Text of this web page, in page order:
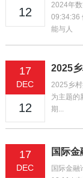
12
2024年
09:34:36
能与人
17
DEC
12
2025
2025乡
为主题的
期...
17
DEC
国际
国际金融